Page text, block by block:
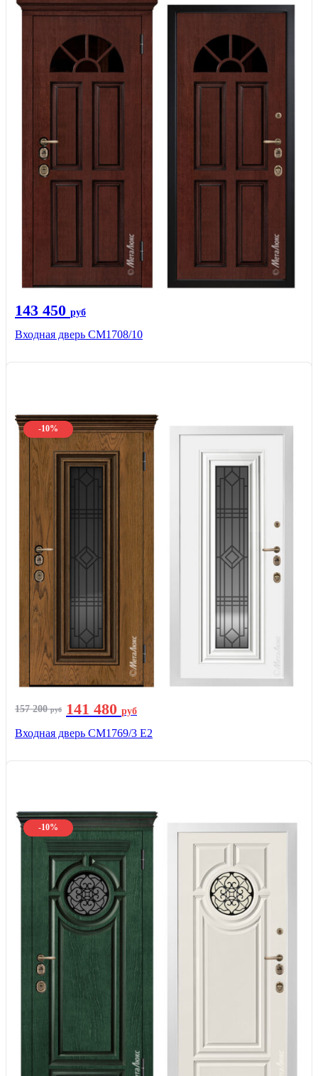
143 450 руб
Входная дверь CМ1708/10
-10%
157 200руб 141 480 руб
Входная дверь СМ1769/3 Е2
-10%